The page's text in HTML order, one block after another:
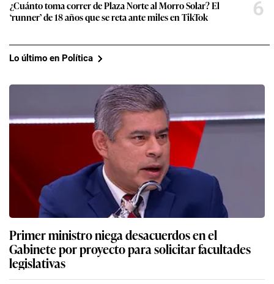
¿Cuánto toma correr de Plaza Norte al Morro Solar? El
‘runner’ de 18 años que se reta ante miles en TikTok
6
Lo último en Política
Primer ministro niega desacuerdos en el
Gabinete por proyecto para solicitar facultades
legislativas